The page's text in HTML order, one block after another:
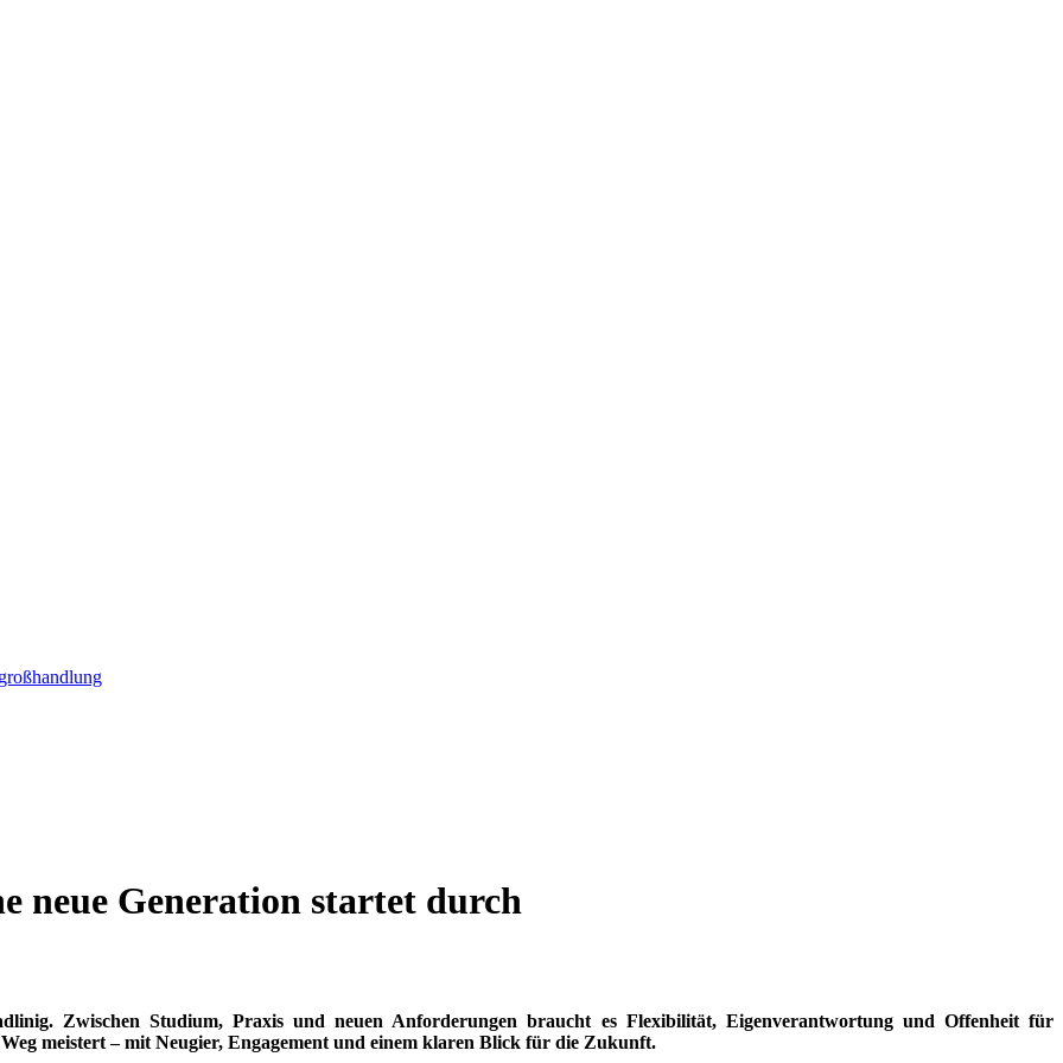
neue Generation startet durch
Zwischen Studium, Praxis und neuen Anforderungen braucht es Flexibilität, Eigenverantwortung und Offenheit für
meistert – mit Neugier, Engagement und einem klaren Blick für die Zukunft.